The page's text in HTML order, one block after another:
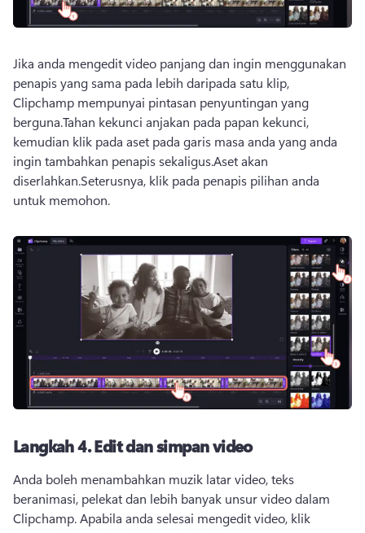
Jika anda mengedit video panjang dan ingin menggunakan
penapis yang sama pada lebih daripada satu klip,
Clipchamp mempunyai pintasan penyuntingan yang
berguna.Tahan kekunci anjakan pada papan kekunci,
kemudian klik pada aset pada garis masa anda yang anda
ingin tambahkan penapis sekaligus.Aset akan
diserlahkan.Seterusnya, klik pada penapis pilihan anda
untuk memohon.
Langkah 4. Edit dan simpan video
Anda boleh menambahkan muzik latar video, teks
beranimasi, pelekat dan lebih banyak unsur video dalam
Clipchamp. Apabila anda selesai mengedit video, klik